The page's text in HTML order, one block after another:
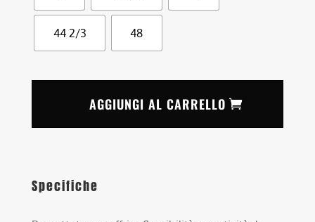
44 2/3 48
AGGIUNGI AL CARRELLO
Specifiche